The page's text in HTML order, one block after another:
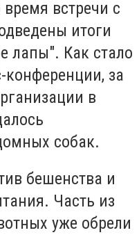
встречи с
итоги
лапы". Как стало
конференции, за
в
собак.
бешенства и
Часть из
уже обрели